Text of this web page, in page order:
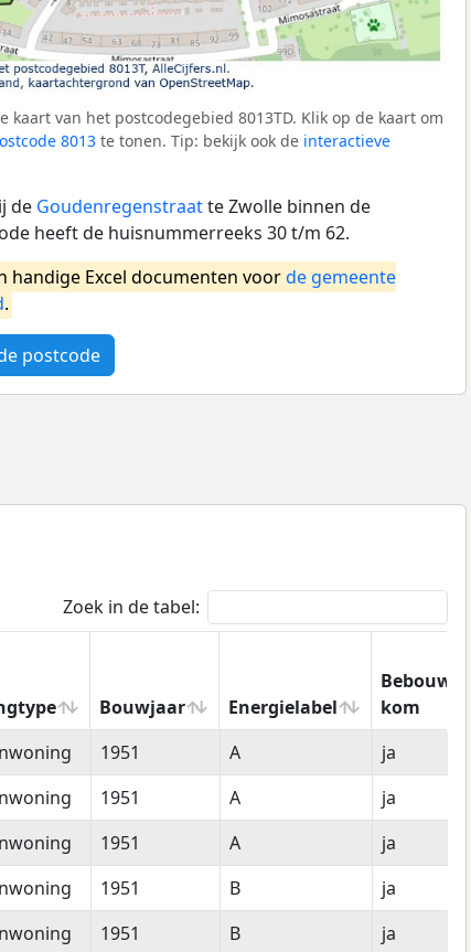
kaart van het postcodegebied 8013TD. Klik op de kaart om
8013 te tonen. Tip: bekijk ook de interactieve
de Goudenregenstraatte Zwolle binnen de
heeft de huisnummerreeks 30 t/m 62.
handige Excel documenten voorde gemeente
.
postcode
Zoek in de tabel:
Bouwjaar Energielabel
kom
Bouwjaar Energielabel
kom
1951 A
ja
1951 A
ja
1951 A
ja
1951 B
ja
1951 B
ja